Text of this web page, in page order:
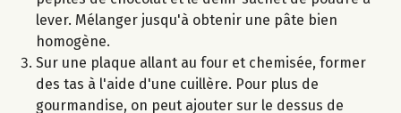
lever. Mélanger jusqu'à obtenir une pâte bien
homogène.
Sur une plaque allant au four et chemisée, former
des tas à l'aide d'une cuillère. Pour plus de
gourmandise, on peut ajouter sur le dessus de